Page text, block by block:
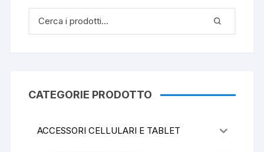
CATEGORIE PRODOTTO
ACCESSORI CELLULARI E TABLET